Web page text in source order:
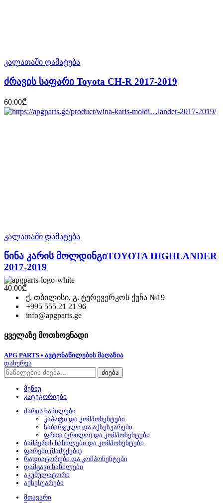
კალათაში დამატება
ძრავის საფარი Toyota CH-R 2017-2019
60.00₾
კალათაში დამატება
წინა კარის მოლდინგიTOYOTA HIGHLANDER
2017-2019
40.00₾
ქ, თბილისი, გ. ტერევერკოს ქუჩა №19
+995 555 21 21 96
info@apgparts.ge
ყველაზე მოთხოვნადი
APG PARTS • ავტონაწილების მაღაზია
დახურვა
ძიება
მენიუ
კატეგორიები
ძარის ნაწილები
კაპოტი და კომპონენტები
საბარგული და აქსესუარები
ფრთა (კრილო) და კომპონენტები
ბამპერის ნაწილები და კომპონენტები
ფარები (მაშუქები)
რადიატორები და კომპონენტები
დამცავი ნაწილები
აკუმულატორი
აქსესუარები
მთავარი